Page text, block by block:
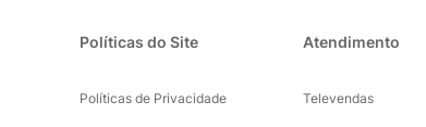
Políticas do Site
Políticas de Privacidade
Atendimento
Televendas